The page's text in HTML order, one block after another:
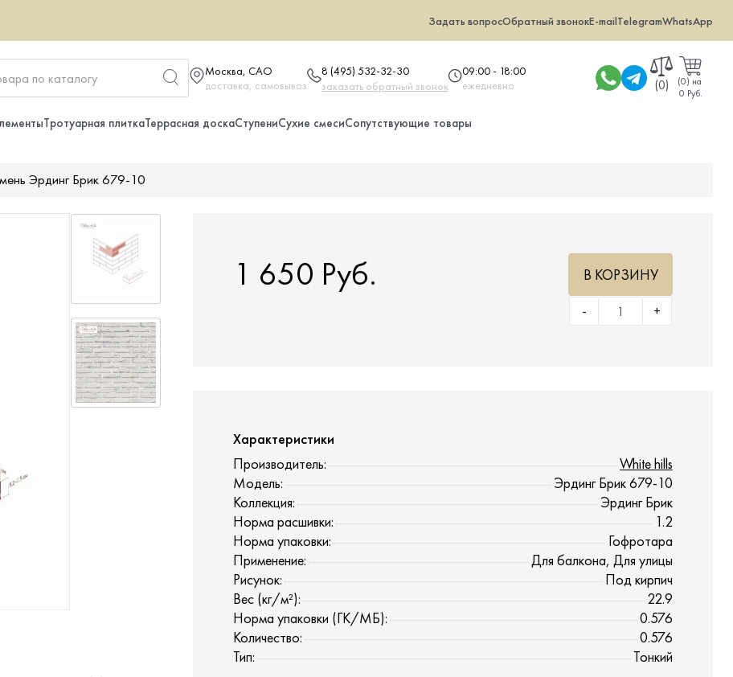
Задать вопросОбратный звонокE-mailTelegramWhatsApp
Москва, САО
доставка, самовывоз
8 (495) 532-32-30
заказать обратный звонок
09:00 - 18:00
ежедневно
(0) (0) на
0 Руб.
Тротуарная плиткаТеррасная доскаСтупениСухие смесиСопутствующие товары
Эрдинг Брик 679-10
1 650 Руб.
+
-
В КОРЗИНУ
Характеристики
Производитель:
White hills
Модель:
Эрдинг Брик 679-10
Коллекция:
Эрдинг Брик
Норма расшивки:
1.2
Норма упаковки:
Гофротара
Применение:
Для балкона, Для улицы
Рисунок:
Под кирпич
Вес (кг/м²):
22.9
Норма упаковки (ГК/МБ):
0.576
Количество:
0.576
Тип:
Тонкий